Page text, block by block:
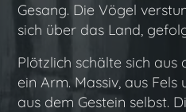
Gesang. Die Vögel
sich über das Land,
Plötzlich schälte sich aus
ein Arm. Massiv, aus
aus dem Gestein selbst.